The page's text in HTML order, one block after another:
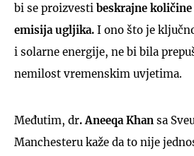
bi se proizvesti beskrajne
emisija ugljika. I ono što je
i solarne energije, ne bi bila
nemilost vremenskim uvjetima.
Međutim, dr. Aneeqa Khan sa
Manchesteru kaže da to nije